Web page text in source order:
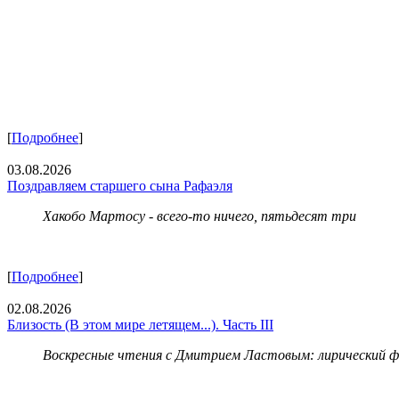
[Подробнее]
03.08.2026
Поздравляем старшего сына Рафаэля
Хакобо Мартосу - всего-то ничего, пятьдесят три
[Подробнее]
02.08.2026
Близость (В этом мире летящем...). Часть III
Воскресные чтения с Дмитрием Ластовым: лирический